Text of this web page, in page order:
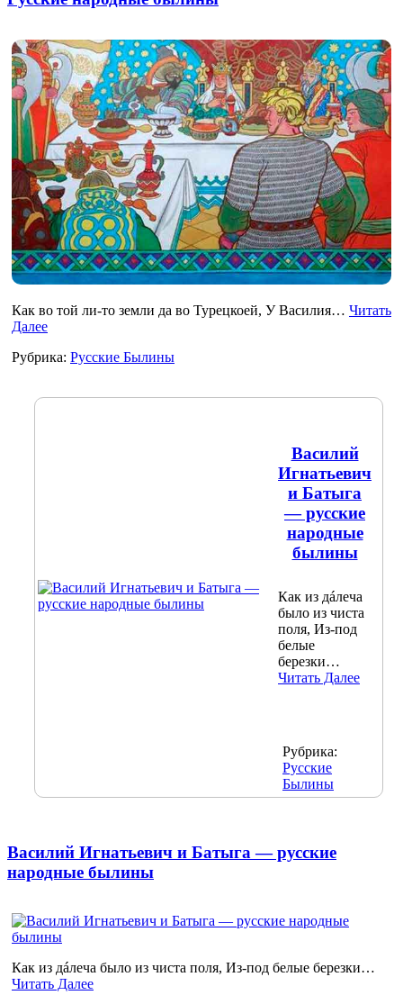
Как во той ли-то земли да во Турецкоей, У Василия… Читать
Далее
Рубрика: Русские Былины
Василий
Игнатьевич
и Батыга
— русские
народные
былины
Как из дáлеча
было из чиста
поля, Из-под
белые
березки…
Читать Далее
Рубрика:
Русские
Былины
Василий Игнатьевич и Батыга — русские
народные былины
Как из дáлеча было из чиста поля, Из-под белые березки…
Читать Далее